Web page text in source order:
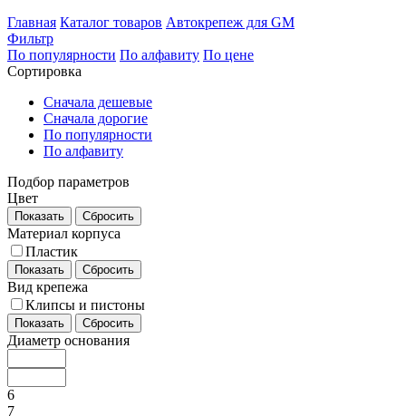
Главная Каталог товаров Автокрепеж для GM
Фильтр
По популярности По алфавиту По цене
Сортировка
Сначала дешевые
Сначала дорогие
По популярности
По алфавиту
Подбор параметров
Цвет
Показать Сбросить
Материал корпуса
Пластик
Показать Сбросить
Вид крепежа
Клипсы и пистоны
Показать Сбросить
Диаметр основания
6
7